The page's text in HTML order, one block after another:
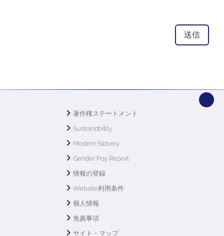
著作権ステートメント
Sustainability
Modern Slavery
Gender Pay Report
情報の登録
Website利用条件
個人情報
免責事項
サイト・マップ